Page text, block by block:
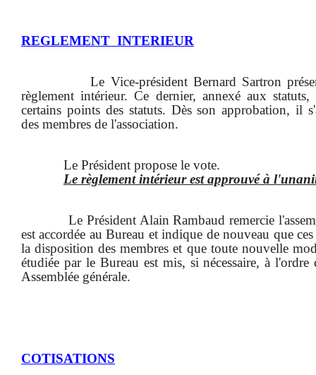
REGLEMENT INTERIEUR
Le Vice-président Bernard Sartron
règlement intérieur. Ce dernier, annexé aux
certains points des statuts. Dès son approbation, il
des membres de l'association.
Le Président propose le vote.
Le règlement intérieur est approuvé à
Le Président Alain Rambaud remercie
est accordée au Bureau et indique de nouveau que
la disposition des membres et que toute nouvelle
étudiée par le Bureau est mis, si nécessaire, à
Assemblée générale.
COTISATIONS